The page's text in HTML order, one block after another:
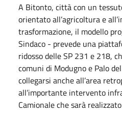
A Bitonto, città con un
orientato all’agricoltura e
trasformazione, il modello
Sindaco - prevede una
ridosso delle SP 231 e 218,
comuni di Modugno e Palo
collegarsi anche all’area
all’importante intervento
Camionale che sarà